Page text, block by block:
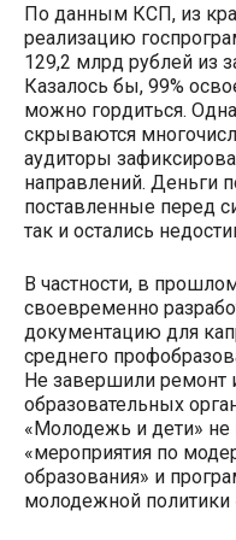
По данным КСП, из
реализацию
129,2 млрд рублей из
Казалось бы, 99%
можно гордиться.
скрываются
аудиторы
направлений. Деньги
поставленные перед
так и остались
В частности, в
своевременно
документацию для
среднего
Не завершили ремонт
образовательных
«Молодежь и дети» не
«мероприятия по
образования» и
молодежной